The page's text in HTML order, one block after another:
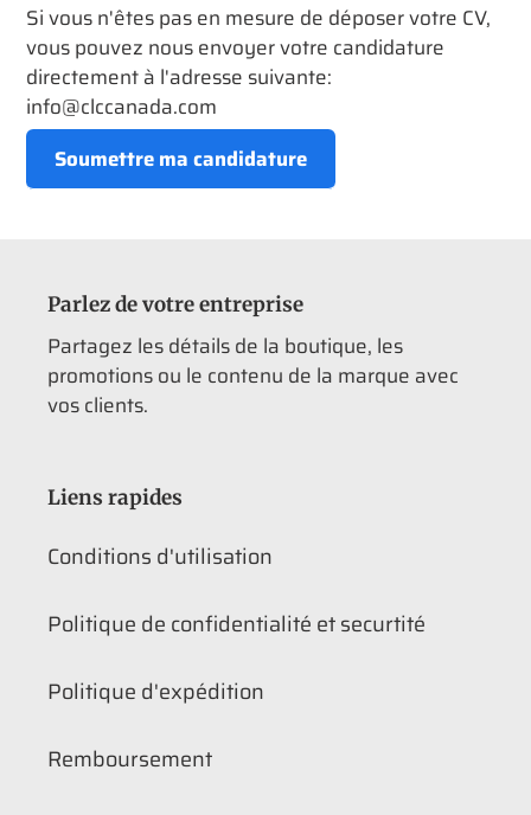
Si vous n'êtes pas en mesure de déposer votre CV,
vous pouvez nous envoyer votre candidature
directement à l'adresse suivante:
info@clccanada.com
Soumettre ma candidature
Parlez de votre entreprise
Partagez les détails de la boutique, les
promotions ou le contenu de la marque avec
vos clients.
Liens rapides
Conditions d'utilisation
Politique de confidentialité et securtité
Politique d'expédition
Remboursement